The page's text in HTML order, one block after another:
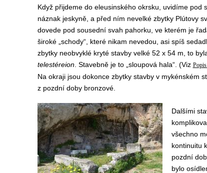
Když přijdeme do eleusinského okrsku, uvidíme pod
náznak jeskyně, a před ním nevelké zbytky Plútovy
dovede pod sousední svah pahorku, ve kterém je
široké „schody“, které nikam nevedou, asi spíš
zbytky neobvyklé kryté stavby velké 52 x 54 m, to
telestéreion. Stavebně je to „sloupová hala“. (Viz
Na okraji jsou dokonce zbytky stavby v mykénském
z pozdní doby bronzové.
Dalšími
všechno
kontinuitu
pozdní
bylo